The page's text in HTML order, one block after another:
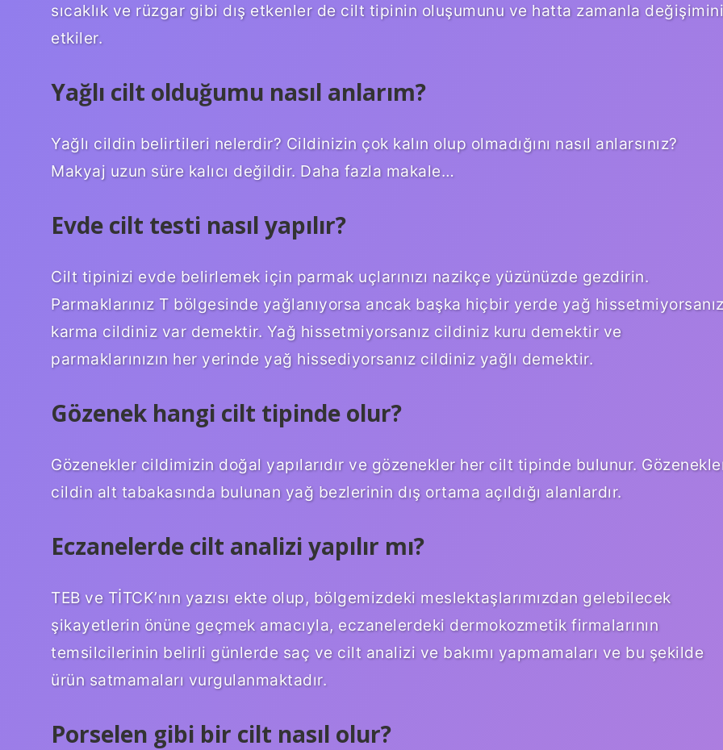
sıcaklık ve rüzgar gibi dış etkenler de cilt tipinin oluşumunu ve hatta zamanla değişimini
etkiler.
Yağlı cilt olduğumu nasıl anlarım?
Yağlı cildin belirtileri nelerdir? Cildinizin çok kalın olup olmadığını nasıl anlarsınız?
Makyaj uzun süre kalıcı değildir. Daha fazla makale…
Evde cilt testi nasıl yapılır?
Cilt tipinizi evde belirlemek için parmak uçlarınızı nazikçe yüzünüzde gezdirin.
Parmaklarınız T bölgesinde yağlanıyorsa ancak başka hiçbir yerde yağ
karma cildiniz var demektir. Yağ hissetmiyorsanız cildiniz kuru demektir ve
parmaklarınızın her yerinde yağ hissediyorsanız cildiniz yağlı demektir.
Gözenek hangi cilt tipinde olur?
Gözenekler cildimizin doğal yapılarıdır ve gözenekler her cilt tipinde bulunur.
cildin alt tabakasında bulunan yağ bezlerinin dış ortama açıldığı alanlardır.
Eczanelerde cilt analizi yapılır mı?
TEB ve TİTCK’nın yazısı ekte olup, bölgemizdeki meslektaşlarımızdan gelebilecek
şikayetlerin önüne geçmek amacıyla, eczanelerdeki dermokozmetik firmalarının
temsilcilerinin belirli günlerde saç ve cilt analizi ve bakımı yapmamaları ve bu şekilde
ürün satmamaları vurgulanmaktadır.
Porselen gibi bir cilt nasıl olur?